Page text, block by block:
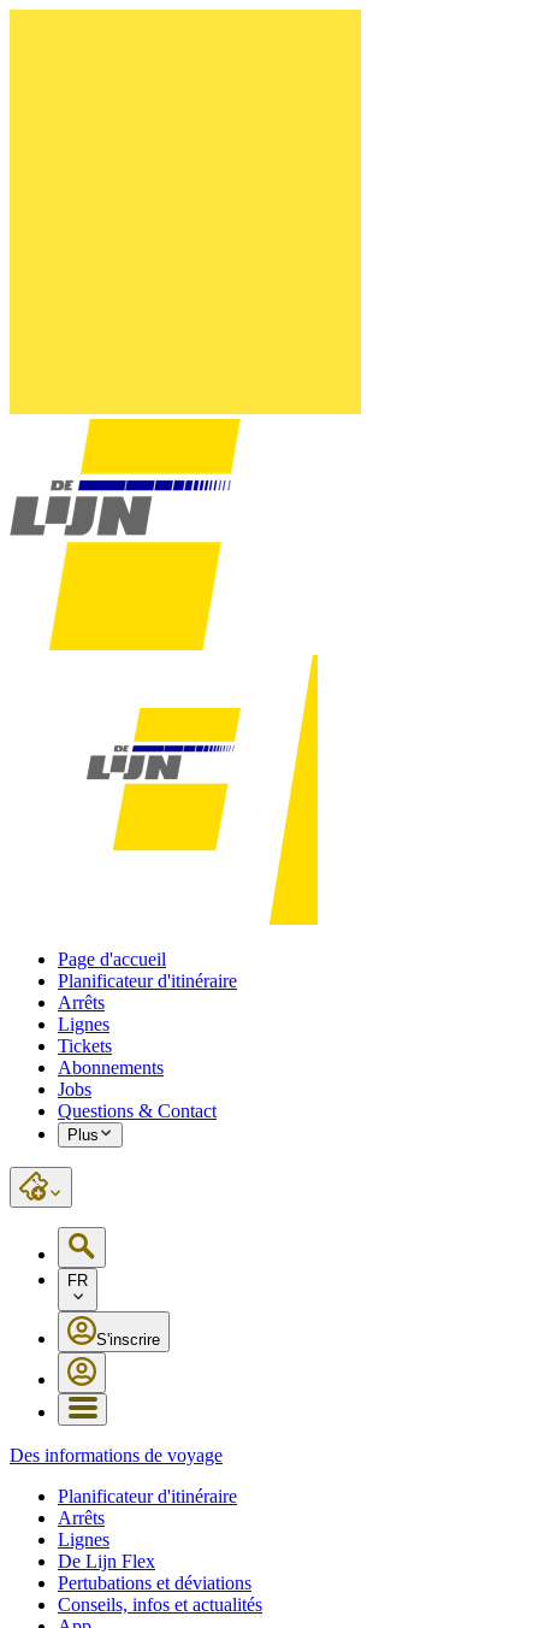
Page d'accueil
Planificateur d'itinéraire
Arrêts
Lignes
Tickets
Abonnements
Jobs
Questions & Contact
Plus
FR
S'inscrire
Des informations de voyage
Planificateur d'itinéraire
Arrêts
Lignes
De Lijn Flex
Pertubations et déviations
Conseils, infos et actualités